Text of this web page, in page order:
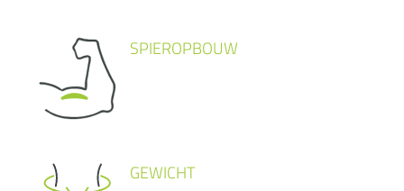
SPIEROPBOUW
GEWICHT